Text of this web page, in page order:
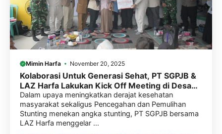
Mimin Harfa November 20, 2025
Kolaborasi Untuk Generasi Sehat, PT SGPJB &
LAZ Harfa Lakukan Kick Off Meeting di Desa
Terate
Dalam upaya meningkatkan derajat kesehatan
masyarakat sekaligus Pencegahan dan Pemulihan
Stunting menekan angka stunting, PT SGPJB bersama
LAZ Harfa menggelar ...